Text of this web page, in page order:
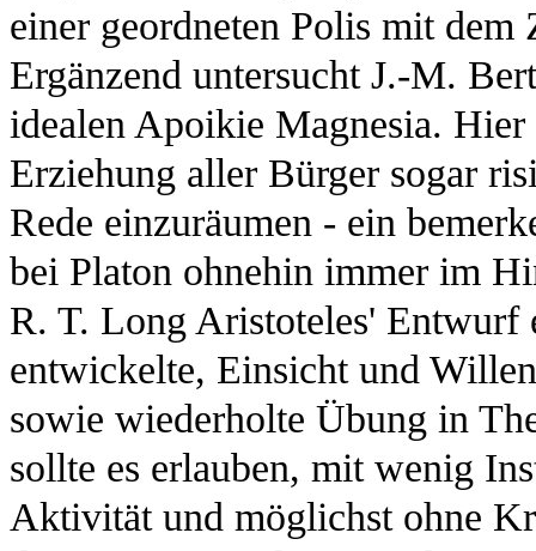
einer geordneten Polis mit
Ergänzend untersucht J.-M.
idealen Apoikie Magnesia.
Erziehung aller Bürger sogar
Rede einzuräumen - ein
bei Platon ohnehin immer im
R. T. Long Aristoteles' Entwurf
entwickelte, Einsicht und
sowie wiederholte Übung in
sollte es erlauben, mit wenig
Aktivität und möglichst ohne